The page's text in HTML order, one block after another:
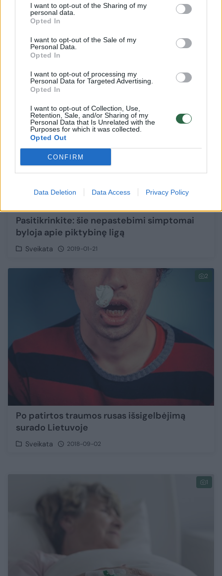
I want to opt-out of the Sharing of my
personal data.
Opted In
I want to opt-out of the Sale of my
Personal Data.
Opted In
I want to opt-out of processing my
Personal Data for Targeted Advertising.
Opted In
I want to opt-out of Collection, Use,
Retention, Sale, and/or Sharing of my
Personal Data that Is Unrelated with the
Purposes for which it was collected.
Opted Out
CONFIRM
Data Deletion Data Access Privacy Policy
moteris: gyvybei išgelbėti griebėsi
netradicinių veiksmų
Sveikata 2022-09-12
Pasitikrinkite: šie nepastebimi simptomai
byloja apie piktybinę ligą
Sveikata 2019-01-21
2
Po patirtos traumos rusas išsigelbėjimą
surado Lietuvoje
Sveikata 2018-09-02
1